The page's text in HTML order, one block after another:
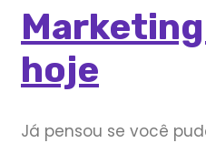
hoje
Já pensou se você